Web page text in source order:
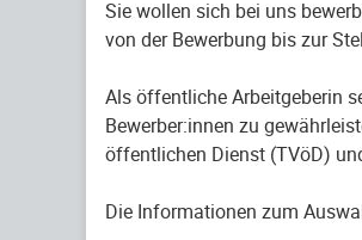
Sie wollen sich bei uns
von der Bewerbung bis zur
Als öffentliche Arbeitgeberin
Bewerber:innen zu
öffentlichen Dienst (TVöD)
Die Informationen zum